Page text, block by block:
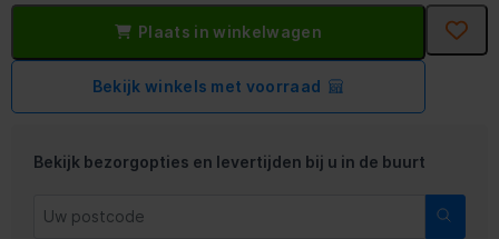
Plaats in winkelwagen
Bekijk winkels met voorraad
Bekijk bezorgopties en levertijden bij u in de buurt